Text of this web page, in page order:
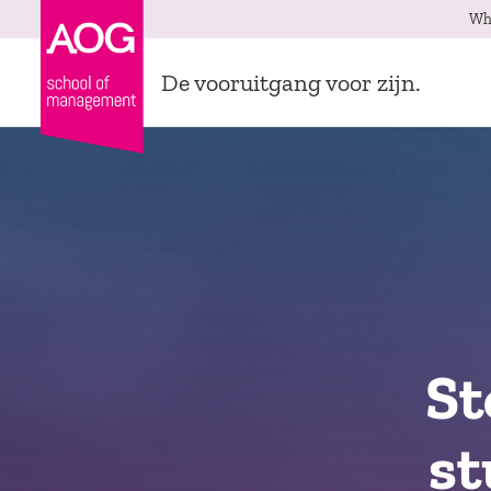
De vooruitgang voor zijn.